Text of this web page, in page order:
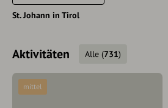
St. Johann in Tirol
Aktivitäten Alle (731)
mittel